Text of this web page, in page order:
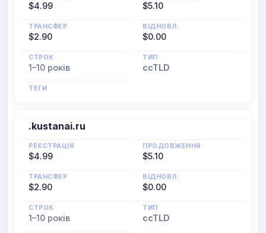
$4.99 $5.10
ТРАНСФЕР
$2.90
ВІДНОВЛ.
$0.00
СТРОК
1–10 років
ТИП
ccTLD
ТЕГИ
.kustanai.ru
РЕЄСТРАЦІЯ
$4.99
ПРОДОВЖЕННЯ
$5.10
ТРАНСФЕР
$2.90
ВІДНОВЛ.
$0.00
СТРОК
1–10 років
ТИП
ccTLD